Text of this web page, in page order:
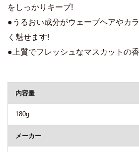
をしっかりキープ!
●うるおい成分がウェーブヘアやカ
く魅せます!
●上質でフレッシュなマスカットの
内容量
180g
メーカー